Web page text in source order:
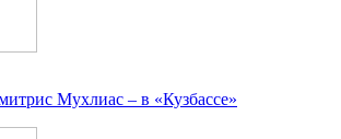
Мухлиас – в «Кузбассе»